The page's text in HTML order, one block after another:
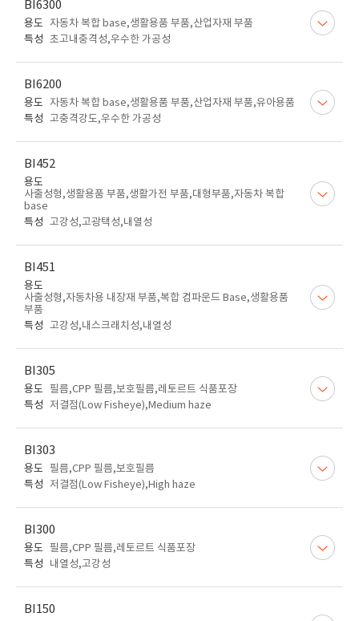
BI6300
용도
자동차 복합 base,생활용품 부품,산업자재 부품
특성 초고내충격성,우수한 가공성
BI6200
용도
자동차 복합 base,생활용품 부품,산업자재 부품,유아용품
특성 고충격강도,우수한 가공성
BI452
용도
사출성형,생활용품 부품,생활가전 부품,대형부품,자동차 복합
base
특성 고강성,고광택성,내열성
BI451
용도
사출성형,자동차용 내장재 부품,복합 컴파운드 Base,생활용품
부품
특성 고강성,내스크래치성,내열성
BI305
용도 필름,CPP 필름,보호필름,레토르트 식품포장
특성
저결점(Low Fisheye),Medium haze
BI303
용도 필름,CPP 필름,보호필름
특성
저결점(Low Fisheye),High haze
BI300
용도 필름,CPP 필름,레토르트 식품포장
특성
내열성,고강성
BI150